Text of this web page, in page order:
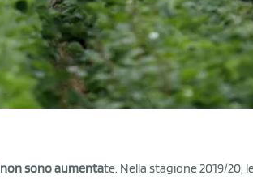
sono aumentate. Nella stagione 2019/20,